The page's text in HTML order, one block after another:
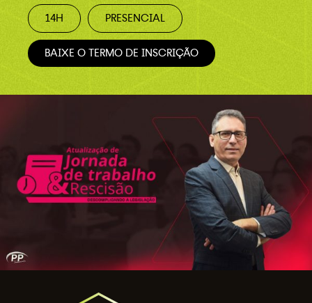
14H PRESENCIAL
BAIXE O TERMO DE INSCRIÇÃO